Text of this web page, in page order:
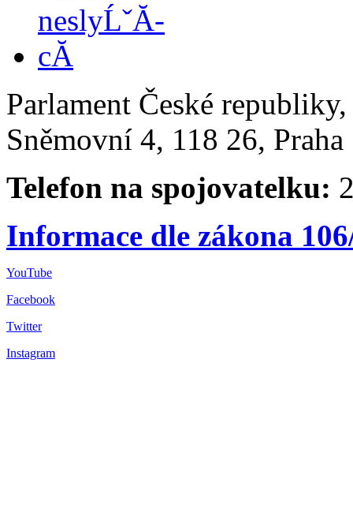
Parlament České
Sněmovní 4, 118 26,
Telefon na spojovatelku:
Informace dle zákona
YouTube
Facebook
Twitter
Instagram